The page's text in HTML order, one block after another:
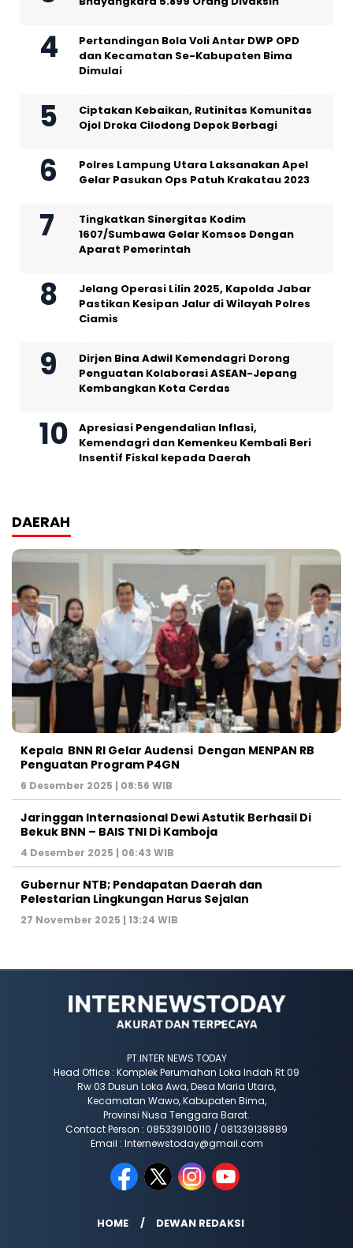
Pertandingan Bola Voli Antar DWP OPD
dan Kecamatan Se-Kabupaten Bima
Dimulai
Ciptakan Kebaikan, Rutinitas Komunitas
Ojol Droka Cilodong Depok Berbagi
Polres Lampung Utara Laksanakan Apel
Gelar Pasukan Ops Patuh Krakatau 2023
Tingkatkan Sinergitas Kodim
1607/Sumbawa Gelar Komsos Dengan
Aparat Pemerintah
Jelang Operasi Lilin 2025, Kapolda Jabar
Pastikan Kesipan Jalur di Wilayah Polres
Ciamis
Dirjen Bina Adwil Kemendagri Dorong
Penguatan Kolaborasi ASEAN-Jepang
Kembangkan Kota Cerdas
Apresiasi Pengendalian Inflasi,
Kemendagri dan Kemenkeu Kembali Beri
Insentif Fiskal kepada Daerah
DAERAH
Kepala BNN RI Gelar Audensi Dengan MENPAN RB
Penguatan Program P4GN
6 Desember 2025 | 08:56 WIB
Jaringgan Internasional Dewi Astutik Berhasil Di
Bekuk BNN – BAIS TNI Di Kamboja
4 Desember 2025 | 06:43 WIB
Gubernur NTB; Pendapatan Daerah dan
Pelestarian Lingkungan Harus Sejalan
27 November 2025 | 13:24 WIB
PT.INTER NEWS TODAY
Head Office : Komplek Perumahan Loka Indah Rt 09
Rw 03 Dusun Loka Awa, Desa Maria Utara,
Kecamatan Wawo, Kabupaten Bima,
Provinsi Nusa Tenggara Barat.
Contact Person : 085339100110 / 081339138889
Email : Internewstoday@gmail.com
HOME DEWAN REDAKSI